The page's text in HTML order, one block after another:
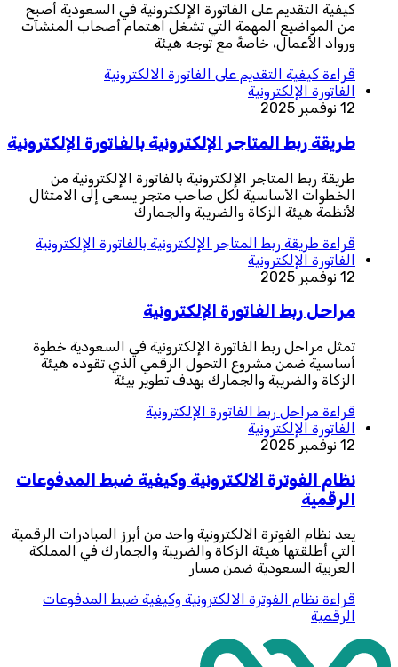
كيفية التقديم على الفاتورة الإلكترونية في السعودية أصبح
من المواضيع المهمة التي تشغل اهتمام أصحاب المنشآت
ورواد الأعمال، خاصةً مع توجه هيئة
قراءة كيفية التقديم على الفاتورة الالكترونية
الفاتورة الإلكترونية
12 نوفمبر 2025
طريقة ربط المتاجر الإلكترونية بالفاتورة الإلكترونية
طريقة ربط المتاجر الإلكترونية بالفاتورة الإلكترونية من
الخطوات الأساسية لكل صاحب متجر يسعى إلى الامتثال
لأنظمة هيئة الزكاة والضريبة والجمارك
قراءة طريقة ربط المتاجر الإلكترونية بالفاتورة الإلكترونية
الفاتورة الإلكترونية
12 نوفمبر 2025
مراحل ربط الفاتورة الإلكترونية
تمثل مراحل ربط الفاتورة الإلكترونية في السعودية خطوة
أساسية ضمن مشروع التحول الرقمي الذي تقوده هيئة
الزكاة والضريبة والجمارك بهدف تطوير بيئة
قراءة مراحل ربط الفاتورة الإلكترونية
الفاتورة الإلكترونية
12 نوفمبر 2025
نظام الفوترة الالكترونية وكيفية ضبط المدفوعات
الرقمية
يعد نظام الفوترة الالكترونية واحد من أبرز المبادرات الرقمية
التي أطلقتها هيئة الزكاة والضريبة والجمارك في المملكة
العربية السعودية ضمن مسار
قراءة نظام الفوترة الالكترونية وكيفية ضبط المدفوعات
الرقمية